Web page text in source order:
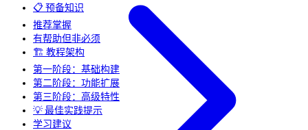
📋 预备知识
推荐掌握
有帮助但非必须
🏗️ 教程架构
第一阶段：基础构建
第二阶段：功能扩展
第三阶段：高级特性
💡 最佳实践提示
学习建议